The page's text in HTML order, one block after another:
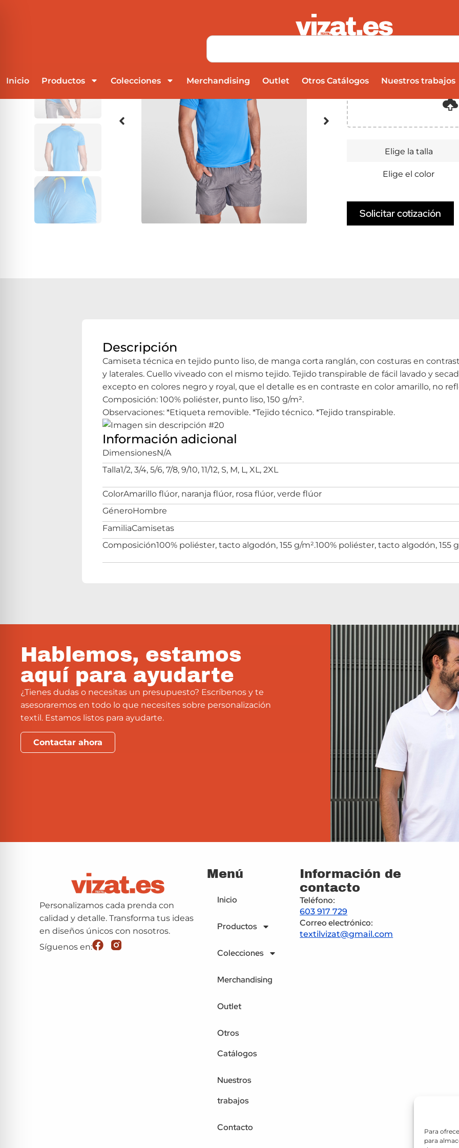
Para
para
SEPANG
Subir múltiples archivos
Elige la talla
Elige el color
Solicitar cotización
Descripción
Camiseta técnica en tejido punto liso, de manga corta ranglán, con costuras en
y laterales. Cuello viveado con el mismo tejido. Tejido transpirable de fácil lavado y
excepto en colores negro y royal, que el detalle es en contraste en color amarillo, no
Composición: 100% poliéster, punto liso, 150 g/m².
Observaciones: *Etiqueta removible. *Tejido técnico. *Tejido transpirable.
Información adicional
DimensionesN/A
Talla1/2, 3/4, 5/6, 7/8, 9/10, 11/12, S, M, L, XL, 2XL
ColorAmarillo flúor, naranja flúor, rosa flúor, verde flúor
GéneroHombre
FamiliaCamisetas
Composición100% poliéster, tacto algodón, 155 g/m².100% poliéster, tacto algodón, 155
Inicio Productos Colecciones Merchandising Outlet Otros Catálogos Nuestros trabajos
Hablemos, estamos
aquí para ayudarte
¿Tienes dudas o necesitas un presupuesto? Escríbenos y te
asesoraremos en todo lo que necesites sobre personalización
textil. Estamos listos para ayudarte.
Contactar ahora
Personalizamos cada prenda con
calidad y detalle. Transforma tus ideas
en diseños únicos con nosotros.
Síguenos en:
Menú
Inicio
Productos
Colecciones
Merchandising
Outlet
Otros
Catálogos
Nuestros
trabajos
Contacto
Información de
contacto
Teléfono:
603 917 729
Correo electrónico:
textilvizat@gmail.com